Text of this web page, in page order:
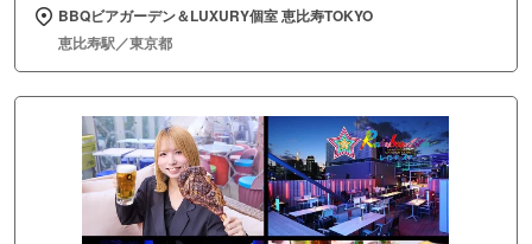
BBQビアガーデン＆LUXURY個室 恵比寿TOKYO
恵比寿駅／東京都